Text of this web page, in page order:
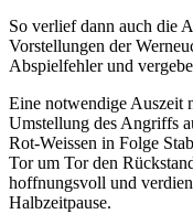
So verlief dann auch die
Vorstellungen der
Abspielfehler und
Eine notwendige Auszeit
Umstellung des Angriffs
Rot-Weissen in Folge
Tor um Tor den
hoffnungsvoll und
Halbzeitpause.